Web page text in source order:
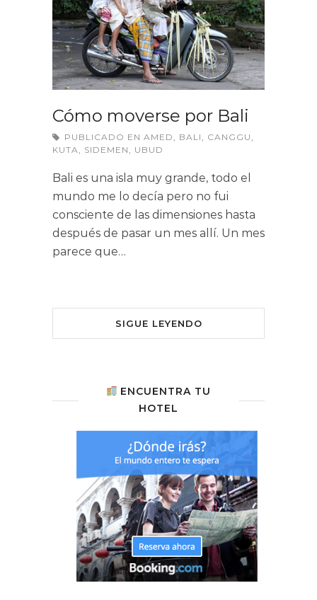
Cómo moverse por Bali
PUBLICADO EN AMED BALI CANGGU
KUTA
SIDEMEN UBUD
Bali es una isla muy grande, todo el
mundo me lo decía pero no fui
consciente de las dimensiones hasta
después de pasar un mes allí. Un mes
parece que…
SIGUE LEYENDO
ENCUENTRA TU
HOTEL